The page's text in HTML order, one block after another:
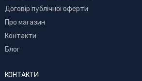
Договір публічної оферти
Про магазин
Контакти
Блог
КОНТАКТИ